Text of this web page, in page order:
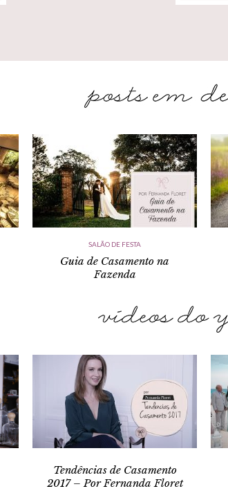
SALÃO DE FESTA
Guia de Casamento na
Fazenda
Tendências de Casamento
2017 – Por Fernanda Floret